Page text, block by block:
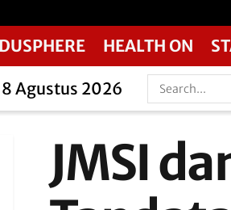
HEALTH ON
Agustus 2026
JMSI